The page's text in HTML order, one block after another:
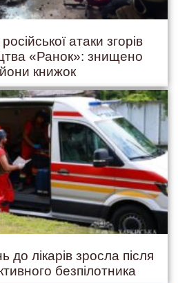
атаки згорів
«Ранок»: знищено
книжок
до лікарів зросла після
безпілотника